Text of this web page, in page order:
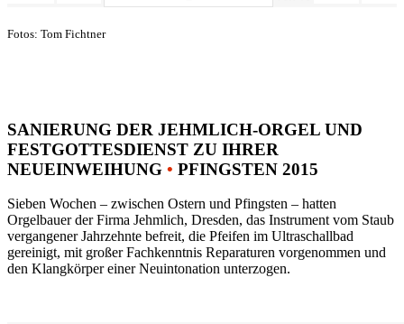
Fotos: Tom Fichtner
SANIERUNG DER JEHMLICH-ORGEL UND
FESTGOTTESDIENST ZU IHRER
NEUEINWEIHUNG • PFINGSTEN 2015
Sieben Wochen – zwischen Ostern und Pfingsten – hatten
Orgelbauer der Firma Jehmlich, Dresden, das Instrument vom Staub
vergangener Jahrzehnte befreit, die Pfeifen im Ultraschallbad
gereinigt, mit großer Fachkenntnis Reparaturen vorgenommen und
den Klangkörper einer Neuintonation unterzogen.